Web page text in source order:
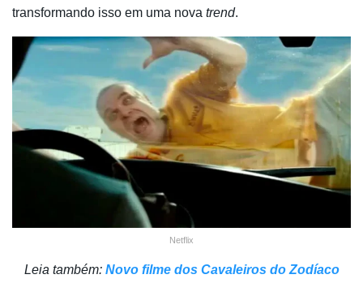
transformando isso em uma nova trend.
Netflix
Leia também: Novo filme dos Cavaleiros do Zodíaco